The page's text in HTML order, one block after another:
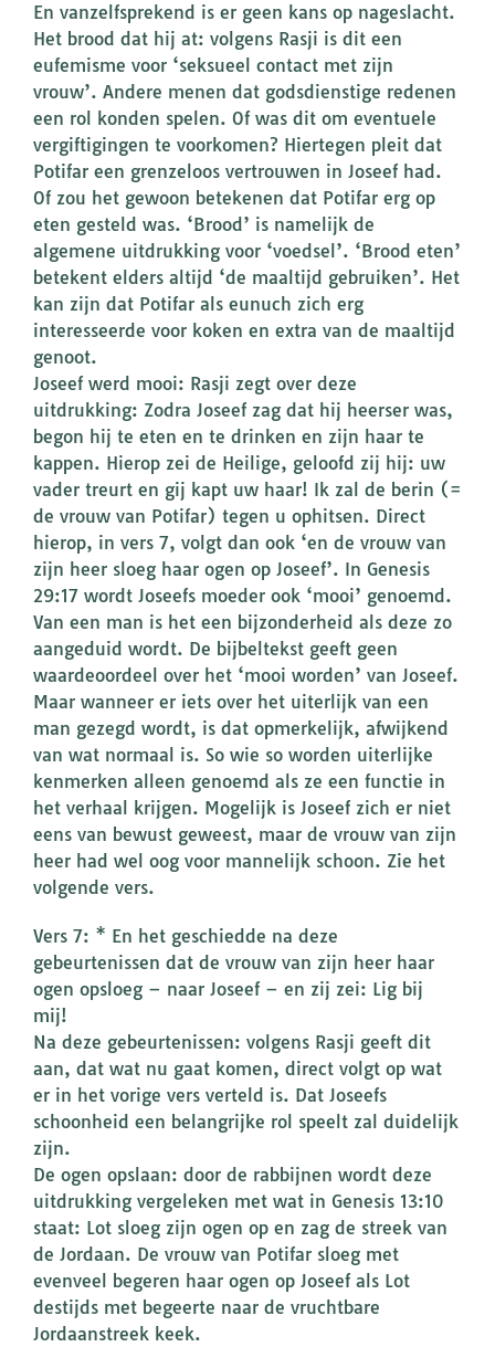
En vanzelfsprekend is er geen kans op nageslacht.
Het brood dat hij at: volgens Rasji is dit een
eufemisme voor ‘seksueel contact met zijn
vrouw’. Andere menen dat godsdienstige redenen
een rol konden spelen. Of was dit om eventuele
vergiftigingen te voorkomen? Hiertegen pleit dat
Potifar een grenzeloos vertrouwen in Joseef had.
Of zou het gewoon betekenen dat Potifar erg op
eten gesteld was. ‘Brood’ is namelijk de
algemene uitdrukking voor ‘voedsel’. ‘Brood eten’
betekent elders altijd ‘de maaltijd gebruiken’. Het
kan zijn dat Potifar als eunuch zich erg
interesseerde voor koken en extra van de maaltijd
genoot.
Joseef werd mooi: Rasji zegt over deze
uitdrukking: Zodra Joseef zag dat hij heerser was,
begon hij te eten en te drinken en zijn haar te
kappen. Hierop zei de Heilige, geloofd zij hij: uw
vader treurt en gij kapt uw haar! Ik zal de berin (=
de vrouw van Potifar) tegen u ophitsen. Direct
hierop, in vers 7, volgt dan ook ‘en de vrouw van
zijn heer sloeg haar ogen op Joseef’. In Genesis
29:17 wordt Joseefs moeder ook ‘mooi’ genoemd.
Van een man is het een bijzonderheid als deze zo
aangeduid wordt. De bijbeltekst geeft geen
waardeoordeel over het ‘mooi worden’ van Joseef.
Maar wanneer er iets over het uiterlijk van een
man gezegd wordt, is dat opmerkelijk, afwijkend
van wat normaal is. So wie so worden uiterlijke
kenmerken alleen genoemd als ze een functie in
het verhaal krijgen. Mogelijk is Joseef zich er niet
eens van bewust geweest, maar de vrouw van zijn
heer had wel oog voor mannelijk schoon. Zie het
volgende vers.
Vers 7: * En het geschiedde na deze
gebeurtenissen dat de vrouw van zijn heer haar
ogen opsloeg – naar Joseef – en zij zei: Lig bij
mij!
Na deze gebeurtenissen: volgens Rasji geeft dit
aan, dat wat nu gaat komen, direct volgt op wat
er in het vorige vers verteld is. Dat Joseefs
schoonheid een belangrijke rol speelt zal duidelijk
zijn.
De ogen opslaan: door de rabbijnen wordt deze
uitdrukking vergeleken met wat in Genesis 13:10
staat: Lot sloeg zijn ogen op en zag de streek van
de Jordaan. De vrouw van Potifar sloeg met
evenveel begeren haar ogen op Joseef als Lot
destijds met begeerte naar de vruchtbare
Jordaanstreek keek.